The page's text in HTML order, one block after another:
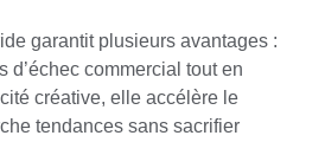
garantit plusieurs avantages :
d’échec commercial tout en
créative, elle accélère le
tendances sans sacrifier